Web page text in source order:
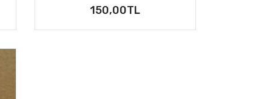
150,00TL